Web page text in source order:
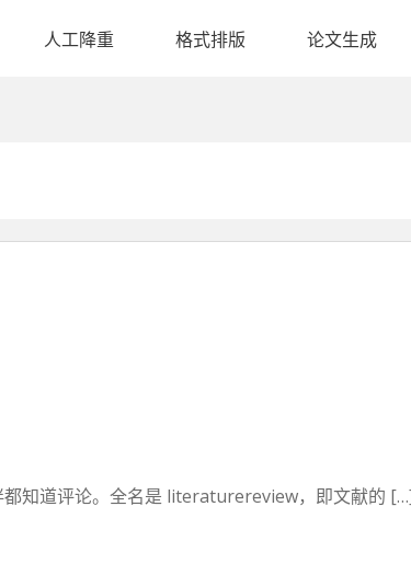
人工降重 格式排版 论文生成
知道评论。全名是 literaturereview，即文献的